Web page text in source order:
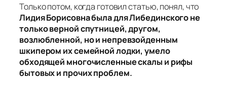
Только потом, когда готовил статью, понял, что
Лидия Борисовна была для Либединского не
только верной спутницей, другом,
возлюбленной, но и непревзойденным
шкипером их семейной лодки, умело
обходящей многочисленные скалы и рифы
бытовых и прочих проблем.